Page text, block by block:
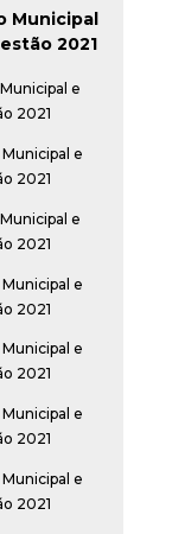
Municipal
2021
e
2021
e
2021
e
2021
e
2021
e
2021
e
2021
e
2021